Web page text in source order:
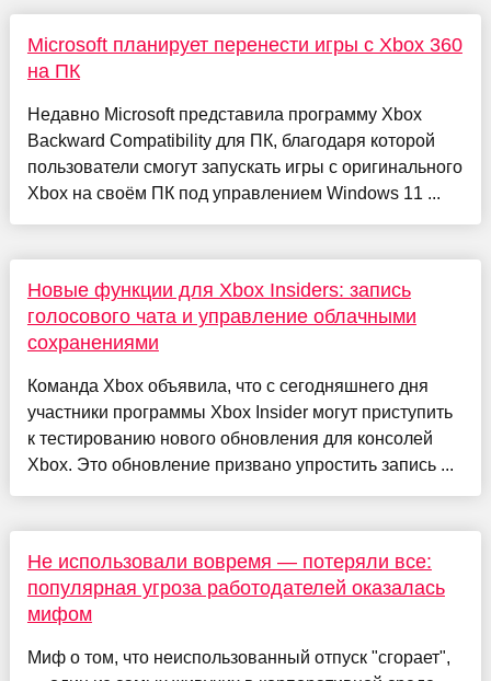
Microsoft планирует перенести игры с Xbox 360
на ПК
Недавно Microsoft представила программу Xbox
Backward Compatibility для ПК, благодаря которой
пользователи смогут запускать игры с оригинального
Xbox на своём ПК под управлением Windows 11 ...
Новые функции для Xbox Insiders: запись
голосового чата и управление облачными
сохранениями
Команда Xbox объявила, что с сегодняшнего дня
участники программы Xbox Insider могут приступить
к тестированию нового обновления для консолей
Xbox. Это обновление призвано упростить запись ...
Не использовали вовремя — потеряли все:
популярная угроза работодателей оказалась
мифом
Миф о том, что неиспользованный отпуск "сгорает",